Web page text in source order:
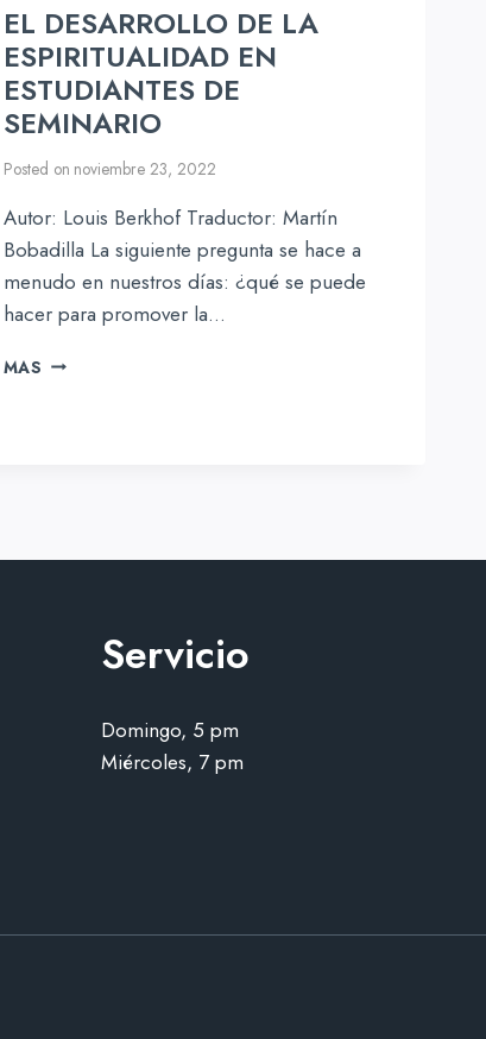
EL DESARROLLO DE LA
ESPIRITUALIDAD EN
ESTUDIANTES DE
SEMINARIO
Posted on noviembre 23, 2022
Autor: Louis Berkhof Traductor: Martín
Bobadilla La siguiente pregunta se hace a
menudo en nuestros días: ¿qué se puede
hacer para promover la…
MAS EL
SEMINARIO
Servicio
Domingo, 5 pm
Miércoles, 7 pm